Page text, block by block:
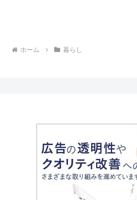
ホーム 暮らし